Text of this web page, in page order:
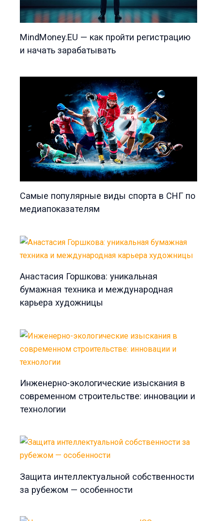
MindMoney.EU — как пройти регистрацию
и начать зарабатывать
Самые популярные виды спорта в СНГ по
медиапоказателям
Анастасия Горшкова: уникальная
бумажная техника и международная
карьера художницы
Инженерно-экологические изыскания в
современном строительстве: инновации и
технологии
Защита интеллектуальной собственности
за рубежом — особенности